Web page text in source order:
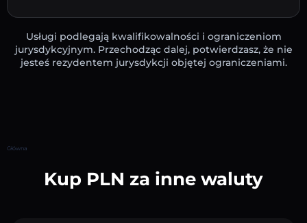
Usługi podlegają kwalifikowalności i ograniczeniom
jurysdykcyjnym. Przechodząc dalej, potwierdzasz, że nie
jesteś rezydentem jurysdykcji objętej ograniczeniami.
Główna
Kup PLN za inne waluty